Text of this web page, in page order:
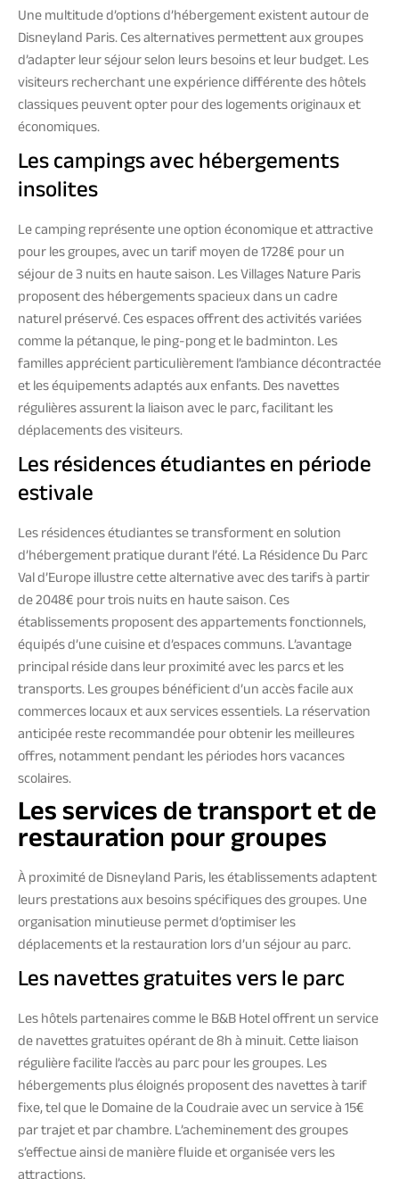
Une multitude d’options d’hébergement existent autour de
Disneyland Paris. Ces alternatives permettent aux groupes
d’adapter leur séjour selon leurs besoins et leur budget. Les
visiteurs recherchant une expérience différente des hôtels
classiques peuvent opter pour des logements originaux et
économiques.
Les campings avec hébergements
insolites
Le camping représente une option économique et attractive
pour les groupes, avec un tarif moyen de 1728€ pour un
séjour de 3 nuits en haute saison. Les Villages Nature Paris
proposent des hébergements spacieux dans un cadre
naturel préservé. Ces espaces offrent des activités variées
comme la pétanque, le ping-pong et le badminton. Les
familles apprécient particulièrement l’ambiance décontractée
et les équipements adaptés aux enfants. Des navettes
régulières assurent la liaison avec le parc, facilitant les
déplacements des visiteurs.
Les résidences étudiantes en période
estivale
Les résidences étudiantes se transforment en solution
d’hébergement pratique durant l’été. La Résidence Du Parc
Val d’Europe illustre cette alternative avec des tarifs à partir
de 2048€ pour trois nuits en haute saison. Ces
établissements proposent des appartements fonctionnels,
équipés d’une cuisine et d’espaces communs. L’avantage
principal réside dans leur proximité avec les parcs et les
transports. Les groupes bénéficient d’un accès facile aux
commerces locaux et aux services essentiels. La réservation
anticipée reste recommandée pour obtenir les meilleures
offres, notamment pendant les périodes hors vacances
scolaires.
Les services de transport et de
restauration pour groupes
À proximité de Disneyland Paris, les établissements adaptent
leurs prestations aux besoins spécifiques des groupes. Une
organisation minutieuse permet d’optimiser les
déplacements et la restauration lors d’un séjour au parc.
Les navettes gratuites vers le parc
Les hôtels partenaires comme le B&B Hotel offrent un service
de navettes gratuites opérant de 8h à minuit. Cette liaison
régulière facilite l’accès au parc pour les groupes. Les
hébergements plus éloignés proposent des navettes à tarif
fixe, tel que le Domaine de la Coudraie avec un service à 15€
par trajet et par chambre. L’acheminement des groupes
s’effectue ainsi de manière fluide et organisée vers les